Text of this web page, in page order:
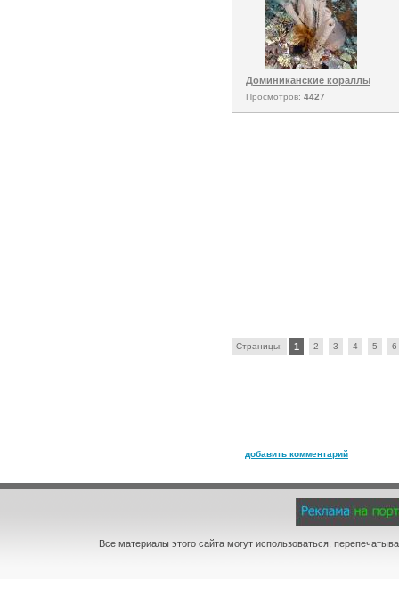
Доминиканские кораллы
Просмотров: 4427
Страницы: 1 2 3 4 5 6
добавить комментарий
Все материалы этого сайта могут использоваться,